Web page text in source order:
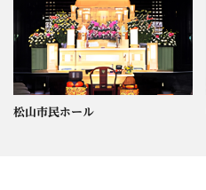
松山市民ホール